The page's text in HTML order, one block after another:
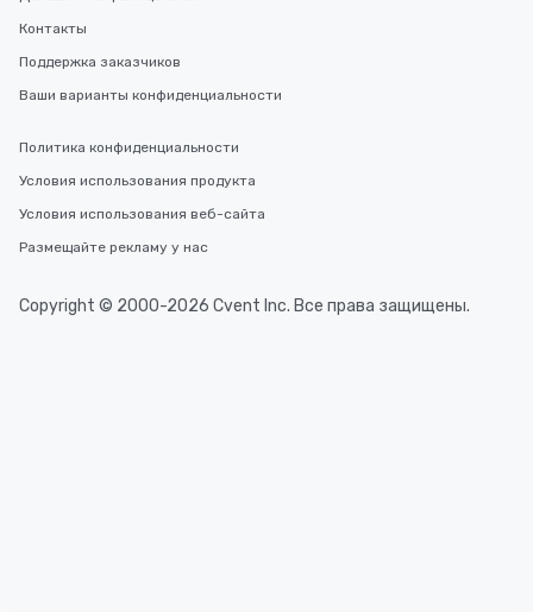
Контакты
Поддержка заказчиков
Ваши варианты конфиденциальности
Политика конфиденциальности
Условия использования продукта
Условия использования веб-сайта
Размещайте рекламу у нас
Copyright © 2000-2026 Cvent Inc. Все права защищены.